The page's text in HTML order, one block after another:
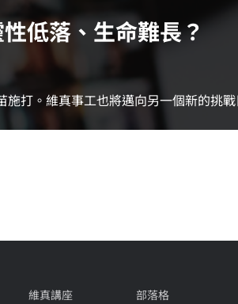
低落、生命難長？
打。維真事工也將邁向另一個新的挑
維真講座 部落格